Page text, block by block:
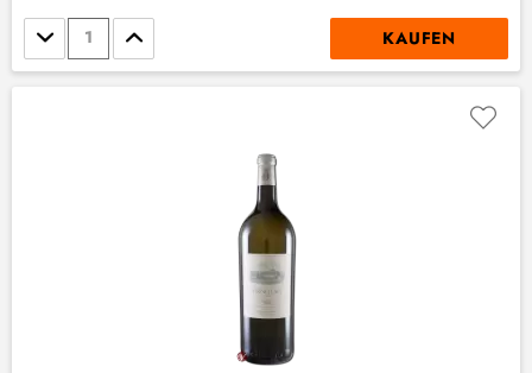
Stückzahl KAUFEN